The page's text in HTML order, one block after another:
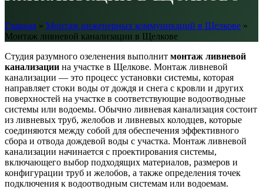
Главная » Монтаж инженерных коммуникаций в Щелкове »
Монтаж ливневой канализации в Щелкове
Студия разумного озеленения выполнит монтаж ливневой
канализации на участке в Щелкове. Монтаж ливневой
канализации — это процесс установки системы, которая
направляет стоки воды от дождя и снега с кровли и других
поверхностей на участке в соответствующие водоотводные
системы или водоемы. Обычно ливневая канализация состоит
из ливневых труб, желобов и ливневых колодцев, которые
соединяются между собой для обеспечения эффективного
сбора и отвода дождевой воды с участка. Монтаж ливневой
канализации начинается с проектирования системы,
включающего выбор подходящих материалов, размеров и
конфигурации труб и желобов, а также определения точек
подключения к водоотводным системам или водоемам.